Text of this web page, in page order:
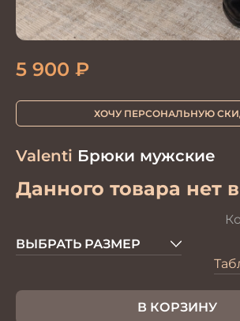
Valenti Брюки мужские
Данного товара нет
5 900 ₽
ХОЧУ ПЕРСОНАЛЬНУЮ
ВЫБРАТЬ РАЗМЕР
В КОРЗИНУ